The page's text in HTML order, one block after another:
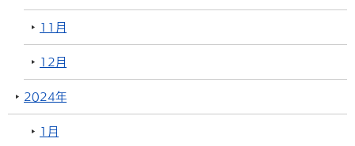
11月
12月
2024年
1月